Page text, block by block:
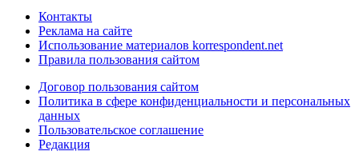
Контакты
Реклама на сайте
Использование материалов korrespondent.net
Правила пользования сайтом
Договор пользования сайтом
Политика в сфере конфиденциальности и персональных
данных
Пользовательское соглашение
Редакция